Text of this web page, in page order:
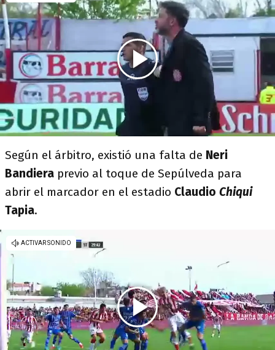
Según el árbitro, existió una falta de Neri
Bandiera previo al toque de Sepúlveda para
abrir el marcador en el estadio Claudio Chiqui
Tapia.